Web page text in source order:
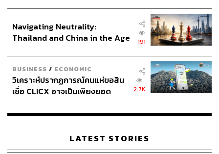
Navigating Neutrality:
Thailand and China in the Age
191
BUSINESS / ECONOMIC
วิเคราะห์ปรากฏการณ์คนแห่ขอสิน
เชื่อ CLICX อาจเป็นเพียงยอด
เรือนไทยที่ถูกซุกไว้
2.7K
LATEST STORIES